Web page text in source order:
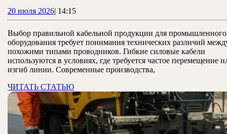
20 июля 202620
июля
| 14:15
Выбор правильной кабельной продукции для промышленного
оборудования требует понимания технических различий
похожими типами проводников. Гибкие силовые кабели
используются в условиях, где требуется частое перемещение
изгиб линии. Современные производства,
ЧИТАТЬ СТАТЬЮЧИТАТЬ
СТАТЬЮ